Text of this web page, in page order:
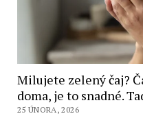
Milujete zelený čaj?
doma, je to snadné.
25 ÚNORA, 2026